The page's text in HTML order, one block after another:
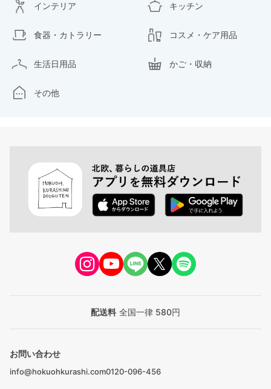
インテリア キッチン
食器・カトラリー コスメ・ケア用品
生活日用品 かご・収納
その他
配送料 全国一律 580円
お問い合わせ
info@hokuohkurashi.com0120-096-456